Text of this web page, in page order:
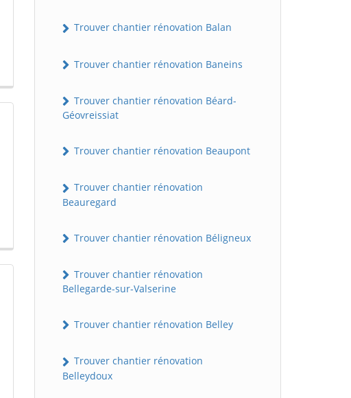
Trouver chantier rénovation Balan
Trouver chantier rénovation Baneins
Trouver chantier rénovation Béard-
Géovreissiat
Trouver chantier rénovation Beaupont
Trouver chantier rénovation
Beauregard
Trouver chantier rénovation Béligneux
Trouver chantier rénovation
Bellegarde-sur-Valserine
Trouver chantier rénovation Belley
Trouver chantier rénovation
Belleydoux